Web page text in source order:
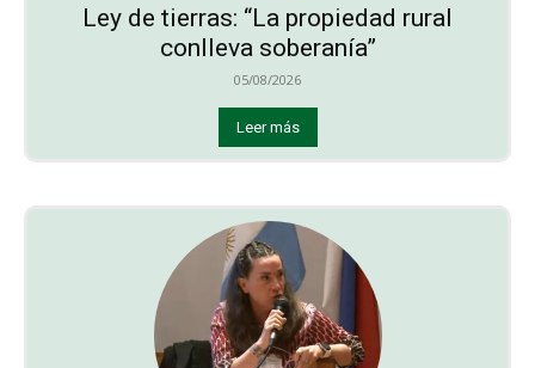
Ley de tierras: “La propiedad rural
conlleva soberanía”
05/08/2026
Leer más